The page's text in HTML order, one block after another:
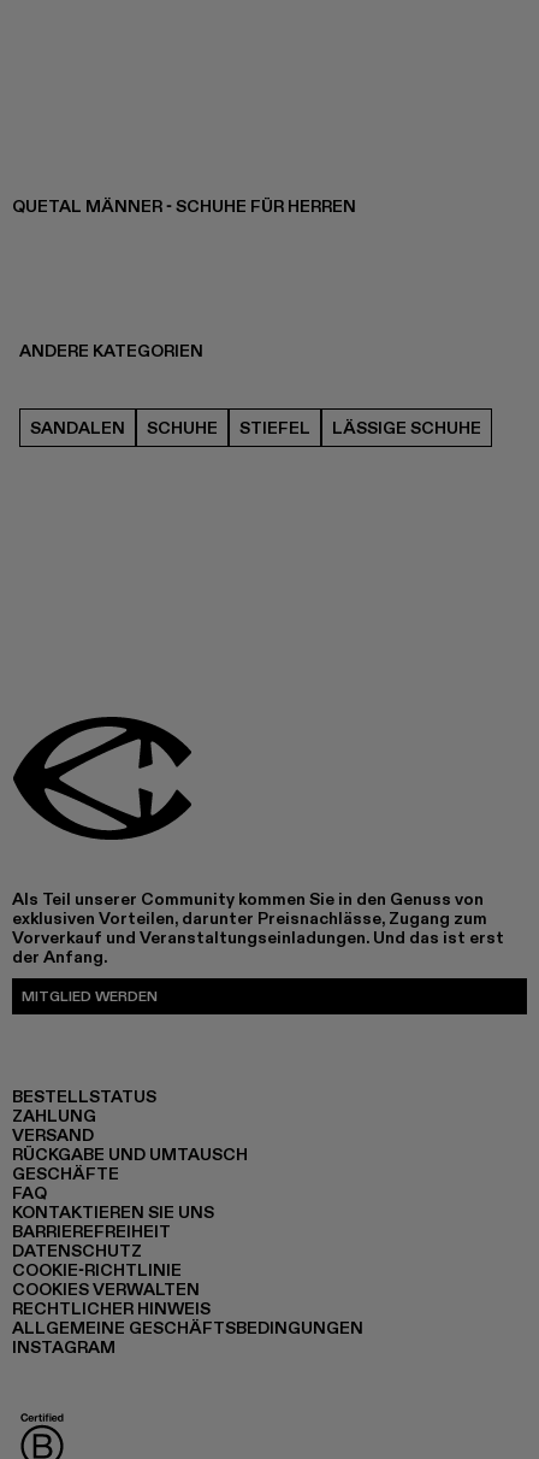
QUETAL MÄNNER - SCHUHE FÜR HERREN
ANDERE KATEGORIEN
SANDALEN SCHUHE STIEFEL LÄSSIGE SCHUHE
Als Teil unserer Community kommen Sie in den Genuss von
exklusiven Vorteilen, darunter Preisnachlässe, Zugang zum
Vorverkauf und Veranstaltungseinladungen. Und das ist erst
der Anfang.
MITGLIED WERDEN
BESTELLSTATUS
ZAHLUNG
VERSAND
RÜCKGABE UND UMTAUSCH
GESCHÄFTE
FAQ
KONTAKTIEREN SIE UNS
BARRIEREFREIHEIT
DATENSCHUTZ
COOKIE-RICHTLINIE
COOKIES VERWALTEN
RECHTLICHER HINWEIS
ALLGEMEINE GESCHÄFTSBEDINGUNGEN
INSTAGRAM